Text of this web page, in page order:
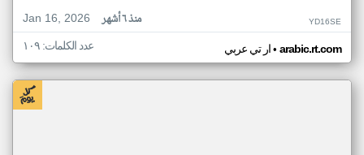
Jan 16, 2026
منذ ٦ أشهر YD16SE
ار تي عربي• arabic.rt.com عدد الكلمات: ١٠٩